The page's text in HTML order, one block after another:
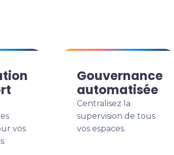
vos
Gouvernance
automatisée
Centralisez la
supervision de tous
vos espaces.